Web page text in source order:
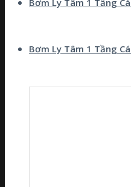
Bơm Ly Tâm 1 Tầng
Bơm Ly Tâm 1 Tầng